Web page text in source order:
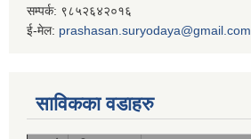
सम्पर्क: ९८५२६४२०१६
ई-मेल: prashasan.suryodaya@gmail.com
साविकका वडाहरु